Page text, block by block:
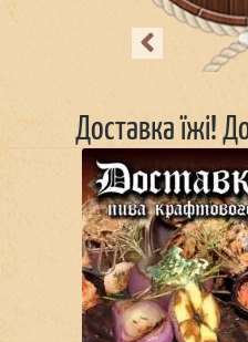
Previous
Доставка їжі!